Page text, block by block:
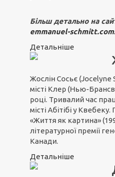
Більш детально на
emmanuel-schmitt.com
Детальніше
Жослін Сосьє (Jocelyne
місті Клер (Нью-
році. Тривалий час
місті Абітібі у
«Життя як картина»
літературної премії
Канади.
Детальніше